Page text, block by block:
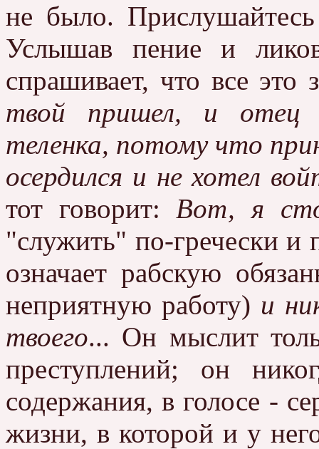
не было.
Услышав пение и
спрашивает, что все это
твой пришел, и отец
теленка, потому что
осердился и не хотел
тот говорит: Вот, я
"служить" по-гречески и
означает рабскую
неприятную работу) и
твоего... Он мыслит
преступлений; он
содержания, в голосе -
жизни, в которой и у